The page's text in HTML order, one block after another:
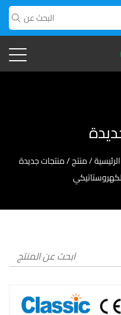
/منتج/منتجات جديدة